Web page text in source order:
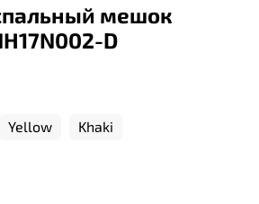
мешок
D
Yellow Khaki